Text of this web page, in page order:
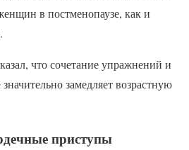
в постменопаузе, как и
что сочетание упражнений и
замедляет возрастную
приступы